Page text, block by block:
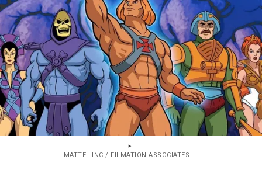
MATTEL INC / FILMATION ASSOCIATES